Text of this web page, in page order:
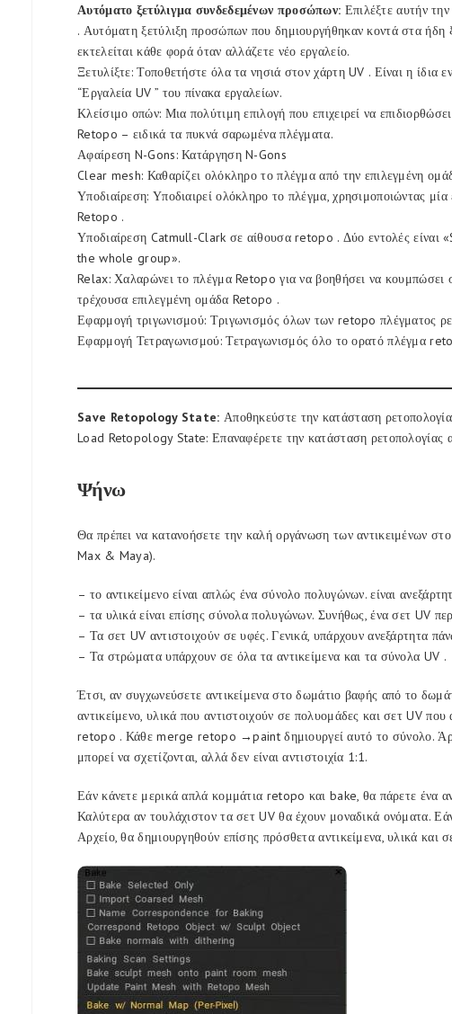
Αυτόματο ξετύλιγμα συνδεδεμένων προσώπων: Επιλέξτε αυτήν
. Αυτόματη ξετύλιξη προσώπων που δημιουργήθηκαν κοντά στα ήδη
εκτελείται κάθε φορά όταν αλλάζετε νέο εργαλείο.
Ξετυλίξτε: Τοποθετήστε όλα τα νησιά στον χάρτη UV . Είναι η ίδια
“Εργαλεία UV ” του πίνακα εργαλείων.
Κλείσιμο οπών: Μια πολύτιμη επιλογή που επιχειρεί να
Retopo – ειδικά τα πυκνά σαρωμένα πλέγματα.
Αφαίρεση N-Gons: Κατάργηση N-Gons
Clear mesh: Καθαρίζει ολόκληρο το πλέγμα από την επιλεγμένη
Υποδιαίρεση: Υποδιαιρεί ολόκληρο το πλέγμα, χρησιμοποιώντας
Retopo .
Υποδιαίρεση Catmull-Clark σε αίθουσα retopo . Δύο εντολές
the whole group».
Relax: Χαλαρώνει το πλέγμα Retopo για να βοηθήσει να κουμπώσει
τρέχουσα επιλεγμένη ομάδα Retopo .
Εφαρμογή τριγωνισμού: Τριγωνισμός όλων των retopo πλέγματος
Εφαρμογή Τετραγωνισμού: Τετραγωνισμός όλο το ορατό πλέγμα
Save Retopology State: Αποθηκεύστε την κατάσταση
Load Retopology State: Επαναφέρετε την κατάσταση ρετοπολογίας
Ψήνω
Θα πρέπει να κατανοήσετε την καλή οργάνωση των αντικειμένων
Max & Maya).
– το αντικείμενο είναι απλώς ένα σύνολο πολυγώνων. είναι
– τα υλικά είναι επίσης σύνολα πολυγώνων. Συνήθως, ένα σετ UV
– Τα σετ UV αντιστοιχούν σε υφές. Γενικά, υπάρχουν ανεξάρτητα
– Τα στρώματα υπάρχουν σε όλα τα αντικείμενα και τα σύνολα UV .
Έτσι, αν συγχωνεύσετε αντικείμενα στο δωμάτιο βαφής από το
αντικείμενο, υλικά που αντιστοιχούν σε πολυομάδες και σετ UV
retopo . Κάθε merge retopo →paint δημιουργεί αυτό το σύνολο.
μπορεί να σχετίζονται, αλλά δεν είναι αντιστοιχία 1:1.
Εάν κάνετε μερικά απλά κομμάτια retopo και bake, θα πάρετε ένα
Καλύτερα αν τουλάχιστον τα σετ UV θα έχουν μοναδικά ονόματα.
Αρχείο, θα δημιουργηθούν επίσης πρόσθετα αντικείμενα, υλικά και